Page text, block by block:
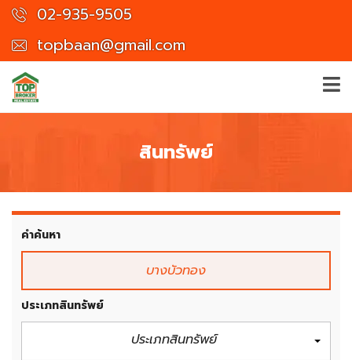
02-935-9505
topbaan@gmail.com
สินทรัพย์
คำค้นหา
ประเภทสินทรัพย์
ประเภทสินทรัพย์